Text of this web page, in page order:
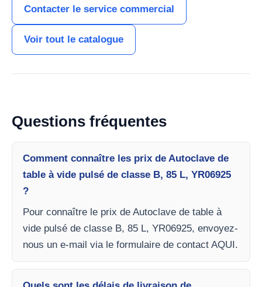
Contacter le service commercial
Voir tout le catalogue
Questions fréquentes
Comment connaître les prix de Autoclave de
table à vide pulsé de classe B, 85 L, YR06925
?
Pour connaître le prix de Autoclave de table à
vide pulsé de classe B, 85 L, YR06925, envoyez-
nous un e-mail via le formulaire de contact AQUI.